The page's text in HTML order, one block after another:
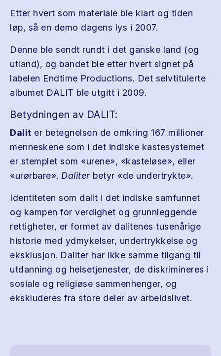
Etter hvert som materiale ble klart og tiden
løp, så en demo dagens lys i 2007.
Denne ble sendt rundt i det ganske land (og
utland), og bandet ble etter hvert signet på
labelen Endtime Productions. Det selvtitulerte
albumet DALIT ble utgitt i 2009.
Betydningen av DALIT:
Dalit er betegnelsen de omkring 167 millioner
menneskene som i det indiske kastesystemet
er stemplet som «urene», «kasteløse», eller
«urørbare». Daliter betyr «de undertrykte».
Identiteten som dalit i det indiske samfunnet
og kampen for verdighet og grunnleggende
rettigheter, er formet av dalitenes tusenårige
historie med ydmykelser, undertrykkelse og
eksklusjon. Daliter har ikke samme tilgang til
utdanning og helsetjenester, de diskrimineres i
sosiale og religiøse sammenhenger, og
ekskluderes fra store deler av arbeidslivet.